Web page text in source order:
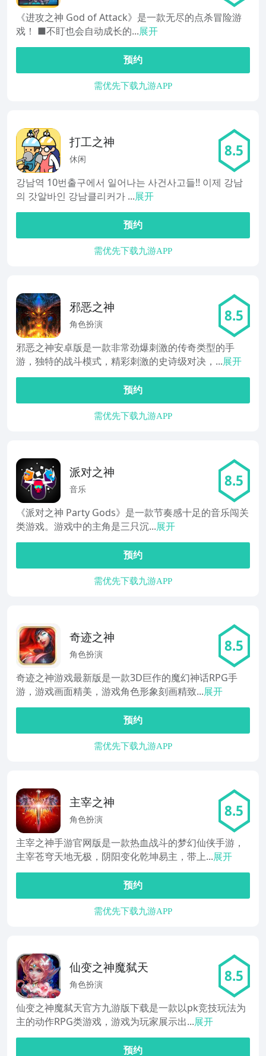
《进攻之神 God of Attack》是一款无尽的点杀冒险游
戏！ ■不盯也会自动成长的...展开
预约
需优先下载九游APP
打工之神
休闲 8.5
강남역 10번출구에서 일어나는 사건사고들!! 이제 강남
의 갓알바인 강남클리커가 ...展开
预约
需优先下载九游APP
邪恶之神
角色扮演 8.5
邪恶之神安卓版是一款非常劲爆刺激的传奇类型的手
游，独特的战斗模式，精彩刺激的史诗级对决，...展开
预约
需优先下载九游APP
派对之神
音乐 8.5
《派对之神 Party Gods》是一款节奏感十足的音乐闯关
类游戏。游戏中的主角是三只沉...展开
预约
需优先下载九游APP
奇迹之神
角色扮演 8.5
奇迹之神游戏最新版是一款3D巨作的魔幻神话RPG手
游，游戏画面精美，游戏角色形象刻画精致...展开
预约
需优先下载九游APP
主宰之神
角色扮演 8.5
主宰之神手游官网版是一款热血战斗的梦幻仙侠手游，
主宰苍穹天地无极，阴阳变化乾坤易主，带上...展开
预约
需优先下载九游APP
仙变之神魔弑天
角色扮演 8.5
仙变之神魔弑天官方九游版下载是一款以pk竞技玩法为
主的动作RPG类游戏，游戏为玩家展示出...展开
预约